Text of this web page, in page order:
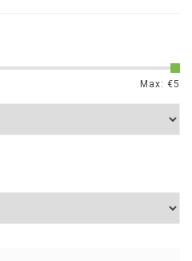
Max: €5